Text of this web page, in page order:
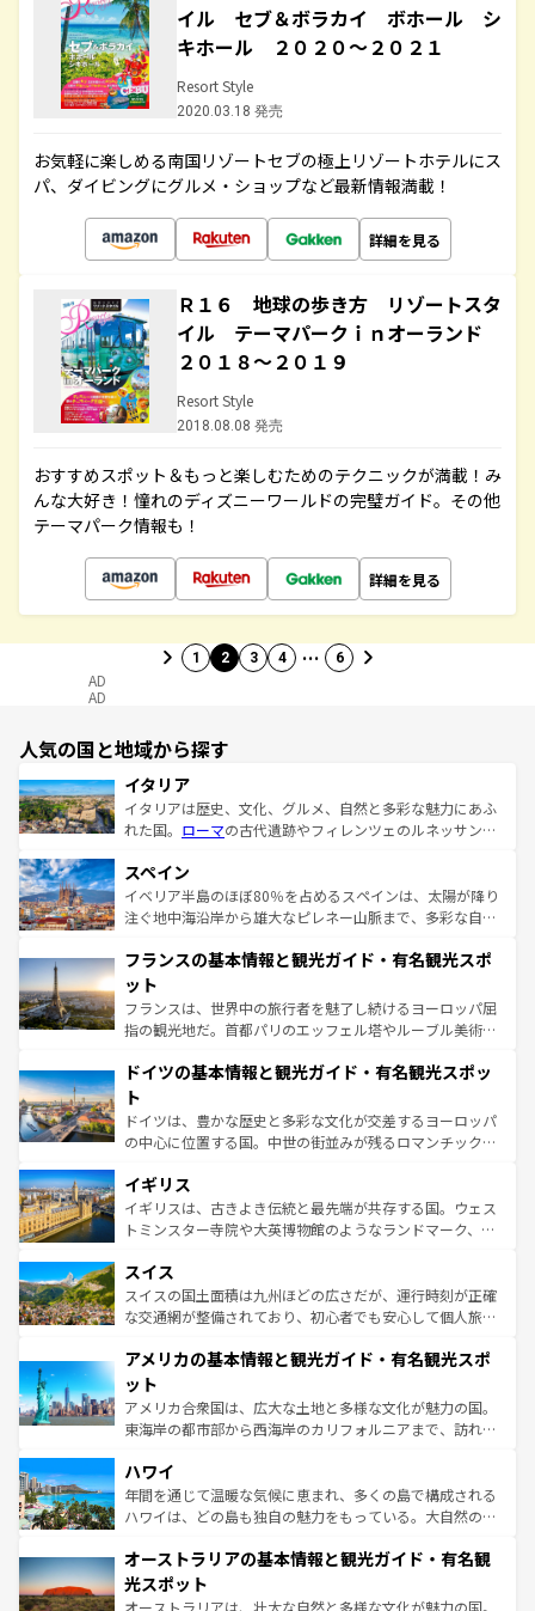
イル セブ＆ボラカイ ボホール シ
キホール ２０２０～２０２１
Resort Style
2020.03.18 発売
お気軽に楽しめる南国リゾートセブの極上リゾートホテルにス
パ、ダイビングにグルメ・ショップなど最新情報満載！
詳細を見る
Ｒ１６ 地球の歩き方 リゾートスタ
イル テーマパークｉｎオーランド
２０１８～２０１９
Resort Style
2018.08.08 発売
おすすめスポット＆もっと楽しむためのテクニックが満載！み
んな大好き！憧れのディズニーワールドの完璧ガイド。その他
テーマパーク情報も！
詳細を見る
1 2 3 4 … 6
AD
AD
人気の国と地域から探す
イタリア
イタリアは歴史、文化、グルメ、自然と多彩な魅力にあふ
れた国。 ローマの古代遺跡やフィレンツェのルネッサンス
ろん、トスカーナの美しい田園風景やアマルフィ海岸の絶
景など、自然景観も見逃せない。観光の合間には、本場の
ピザやパスタなど、絶品のイタリア料理を堪能することも
ませてくれるイタリアで、忘れられない旅をしてみよう！
なお、新着のイタリア情報は
しい。
スペイン
イベリア半島のほぼ80％を占めるスペインは、太陽が降り
注ぐ地中海沿岸から雄大なピレネー山脈まで、多彩な自然
文化が根付くこの国では、情熱的なフラメンコ、熱気あふ
れる闘牛、そして美味しいタパスが生活の一部となってい
る。首都マドリードの洗練された雰囲気や、バルセロナの
アートに溢れた街角から、地方では古代ローマ遺跡や中世
せる。地方によって風土や気候が異なるスペインはその個
ンテンツ一覧 を参照してほしい。
フランスの基本情報と観光ガイド・有名観光スポ
ット
フランスは、世界中の旅行者を魅了し続けるヨーロッパ屈
指の観光地だ。首都パリのエッフェル塔やルーブル美術館
で、幅広い魅力が詰まっている。華麗な宮殿、歴史的な大
聖堂、美しいビーチ、そして豊かな自然が、訪れる者を心
から魅了する。また、フランスは美食の国としても知ら
れ、フランス料理はユネスコ無形文化遺産にも登録されて
香り高いラベンダー畑など、多彩な楽しみ方が可能だ。さ
らに、パリ以外の地域にも魅力が溢れており、どの街角に
も豊かな歴史と文化が息づいている。パリ以外の個性あふ
を参照してほしい。
ドイツの基本情報と観光ガイド・有名観光スポッ
ト
ドイツは、豊かな歴史と多彩な文化が交差するヨーロッパ
の中心に位置する国。中世の街並みが残るロマンチック街
顔を持つこの国は、どこを歩いても飽きることがない。ベ
ルリンの文化的活気、バイエルン州のアルプスの絶景、そ
してライン川沿いのワイン畑といった風景は必見。ビール
は、お酒好きな人にはぜひ体験してほしい。 なお、新着の
ドイツ情報はコンテンツ一覧を参照してほしい。
イギリス
イギリスは、古きよき伝統と最先端が共存する国。ウェス
トミンスター寺院や大英博物館のようなランドマーク、歴
リアごとに異なる魅力がある。また、優雅なアフタヌーン
ティー、ビール好きにはたまらない英国パブ、サッカー観
戦など、本場だからこそできる体験も豊富。イギリスを旅
ンツ一覧を参照してほしい。
スイス
スイスの国土面積は九州ほどの広さだが、運行時刻が正確
な交通網が整備されており、初心者でも安心して個人旅行
の建物がそのまま残る町や、スイスならではのユニークな
博物館もあり、アルプス観光だけでなく町歩きも満喫する
ことができる。国民の所得が高いため物価も高いが、旅行
者向けの交通パス提供のサービスもあり、うまく活用すれ
着のスイス情報は
アメリカの基本情報と観光ガイド・有名観光スポ
ット
アメリカ合衆国は、広大な土地と多様な文化が魅力の国。
東海岸の都市部から西海岸のカリフォルニアまで、訪れる
のような巨大都市は、観光、ショッピング、エンターテイ
ンメントが詰まった刺激的なスポットだ。一方、アメリカ
西部には大自然が広がり、グランドキャニオンやイエロー
部のニューオーリンズでは、音楽と美食が融合した独特の
文化が魅力。旅行者はアメリカの各地域で異なる魅力を楽
しみながら、その多様性と豊かな歴史を感じることができ
ハワイ
年間を通じて温暖な気候に恵まれ、多くの島で構成される
ハワイは、どの島も独自の魅力をもっている。大自然の神
ワイ島は見逃せない。また、定番の観光地といえばオアフ
島だが、静かな自然を求めるならマウイ島やカウアイ島が
おすすめ。エメラルドグリーンに輝く海をはじめ、豊かな
オーストラリアの基本情報と観光ガイド・有名観
光スポット
オーストラリアは、壮大な自然と多様な文化が魅力の国。